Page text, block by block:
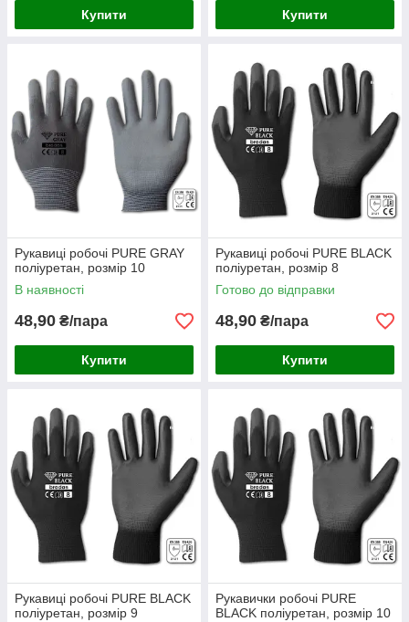
Купити Купити
Рукавиці робочі PURE GRAY
поліуретан, розмір 10
В наявності
48,90 ₴/пара
Купити
Рукавиці робочі PURE BLACK
поліуретан, розмір 8
Готово до відправки
48,90 ₴/пара
Купити
Рукавиці робочі PURE BLACK
поліуретан, розмір 9
Рукавички робочі PURE
BLACK поліуретан, розмір 10